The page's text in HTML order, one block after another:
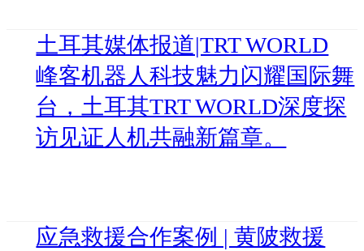
土耳其媒体报道|TRT WORLD
峰客机器人科技魅力闪耀国际舞
台，土耳其TRT WORLD深度探
访见证人机共融新篇章。
应急救援合作案例 | 黄陂救援